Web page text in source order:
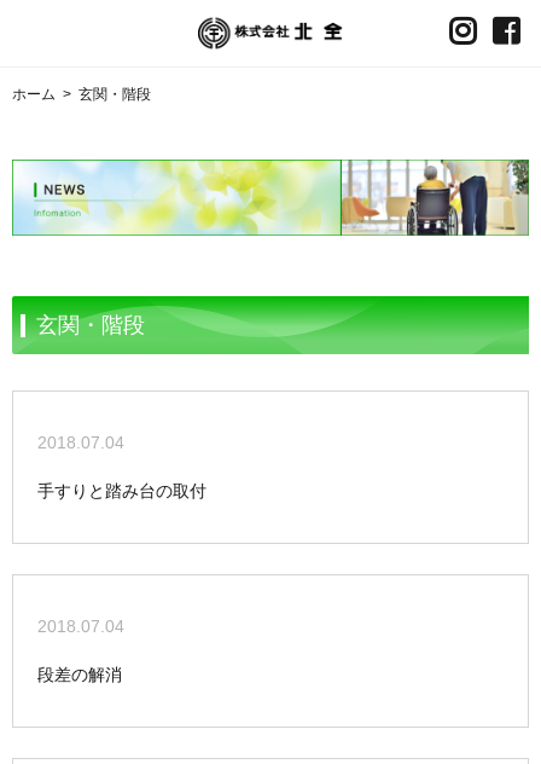
ホーム > 玄関・階段
玄関・階段
2018.07.04
手すりと踏み台の取付
2018.07.04
段差の解消